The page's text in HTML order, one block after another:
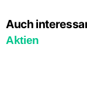
Auch
Aktien